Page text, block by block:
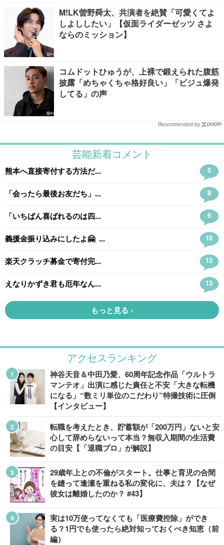
M!LK曽野舜太、共演者を絶賛「可愛くてよ
しよししたい」【仮面ライダーゼッツ さよ
ならのミッション】
コムドットひゅうが、上裸で鍛えられた腹筋
披露「めちゃくちゃ格好良い」「ビジュ爆発
してる」の声
Recommended by
アクセスランキング
神谷天音＆中田乃愛、60周年記念作品「ウルトラ
マンテオ」出演に感じた責任と不安「大きな転機
になる」“数ミリ単位のこだわり”特撮技術に圧倒
【インタビュー】
転職を考えたとき、貯蓄額が「200万円」ないと安
心して辞めらないって本当？無収入期間の生活費
の目安【「退職プロ」が解説】
29歳年上との不倫がスタート。仕事と育児の合間
を縫って逢瀬を重ねる私の変化に、夫は？【なぜ
彼女は離婚したのか？ #43】
実は10万使ってなくても「医療費控除」ができ
る？1円でも使ったら絶対知っておくべき知恵（前
編）